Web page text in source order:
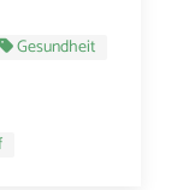
Gesundheit